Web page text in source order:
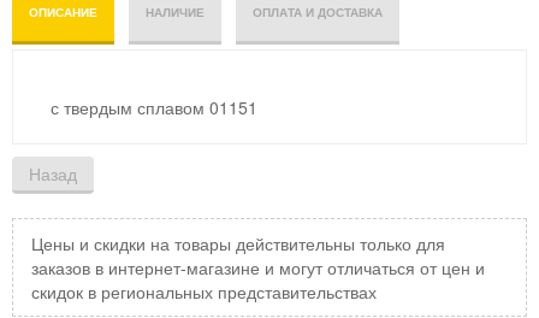
ОПИСАНИЕ НАЛИЧИЕ ОПЛАТА И ДОСТАВКА
с твердым сплавом 01151
Цены и скидки на товары действительны только для
заказов в интернет-магазине и могут отличаться от цен и
скидок в региональных представительствах